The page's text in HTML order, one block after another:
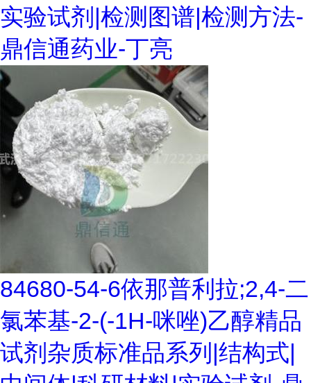
实验试剂|检测图谱|检测方法-
鼎信通药业-丁亮
84680-54-6依那普利拉;2,4-二
氯苯基-2-(-1H-咪唑)乙醇精品
试剂杂质标准品系列|结构式|